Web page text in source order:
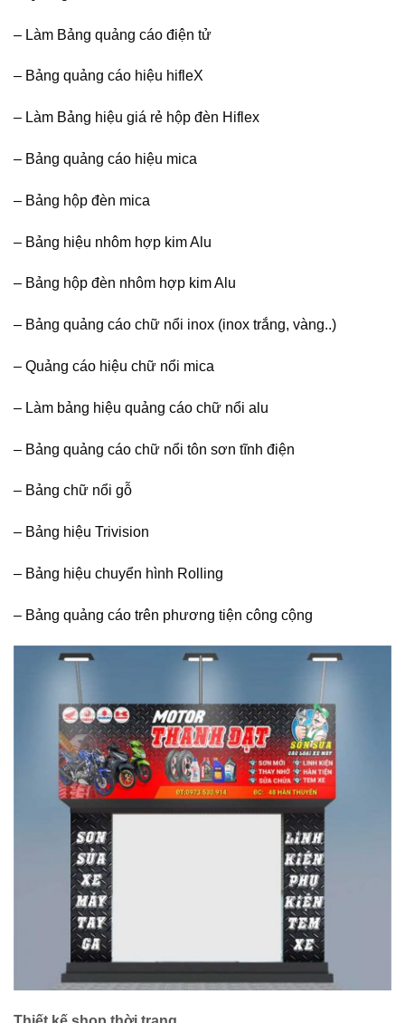
– Làm Bảng quảng cáo điện tử
– Bảng quảng cáo hiệu hifleX
– Làm Bảng hiệu giá rẻ hộp đèn Hiflex
– Bảng quảng cáo hiệu mica
– Bảng hộp đèn mica
– Bảng hiệu nhôm hợp kim Alu
– Bảng hộp đèn nhôm hợp kim Alu
– Bảng quảng cáo chữ nổi inox (inox trắng, vàng..)
– Quảng cáo hiệu chữ nổi mica
– Làm bảng hiệu quảng cáo chữ nổi alu
– Bảng quảng cáo chữ nổi tôn sơn tĩnh điện
– Bảng chữ nổi gỗ
– Bảng hiệu Trivision
– Bảng hiệu chuyển hình Rolling
– Bảng quảng cáo trên phương tiện công cộng